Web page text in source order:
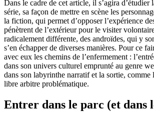
Dans le cadre de cet article, il s’agira d’étudier
série, sa façon de mettre en scène les
la fiction, qui permet d’opposer l’expérience
pénètrent de l’extérieur pour le visiter
radicalement différente, des androïdes, qui y
s’en échapper de diverses manières. Pour ce
avec eux les chemins de l’enfermement :
dans son univers culturel emprunté au genre
dans son labyrinthe narratif et la sortie, comme
libre arbitre problématique.
Entrer dans le parc (et dans